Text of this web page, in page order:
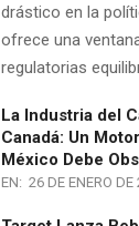
drástico en la
ofrece una
regulatorias
La Industria del
Canadá: Un
México Debe
EN: 26 DE ENERO DE